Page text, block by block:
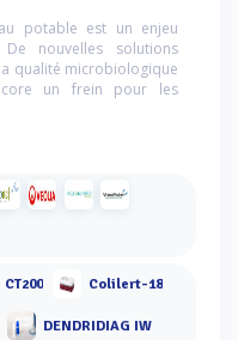
potable est un enjeu
nouvelles solutions
qualité microbiologique
un frein pour les
CT200 Colilert-18
DENDRIDIAG IW